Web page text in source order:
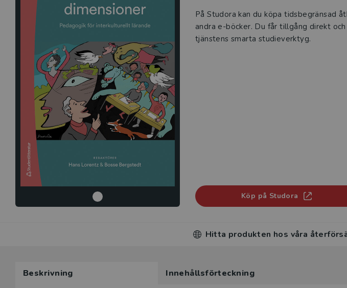
På Studora kan du köpa tidsbegränsad
andra e-böcker. Du får tillgång direkt
tjänstens smarta studieverktyg.
Köp på Studora
Hitta produkten hos våra
Beskrivning Innehållsförteckning